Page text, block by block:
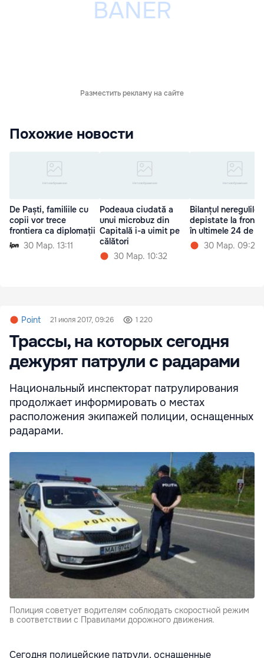
Разместить рекламу на сайте
Похожие новости
De Paști, familiile cu
copii vor trece
frontiera ca diplomații
30 Мар. 13:11
Podeaua ciudată a
unui microbuz din
Capitală i-a uimit pe
călători
30 Мар. 10:32
Bilanțul neregulilor
depistate la
în ultimele 24 de
30 Мар. 09:21
Point 21 июля 2017, 09:26 1 220
Трассы, на которых сегодня
дежурят патрули с радарами
Национальный инспекторат патрулирования
продолжает информировать о местах
расположения экипажей полиции, оснащенных
радарами.
Полиция советует водителям соблюдать скоростной режим
в соответствии с Правилами дорожного движения.
Сегодня полицейские патрули, оснащенные